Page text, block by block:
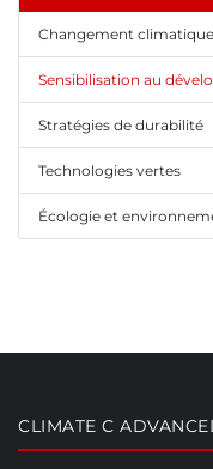
Changement climatique
Sensibilisation au
Stratégies de durabilité
Technologies vertes
Écologie et
CLIMATE C